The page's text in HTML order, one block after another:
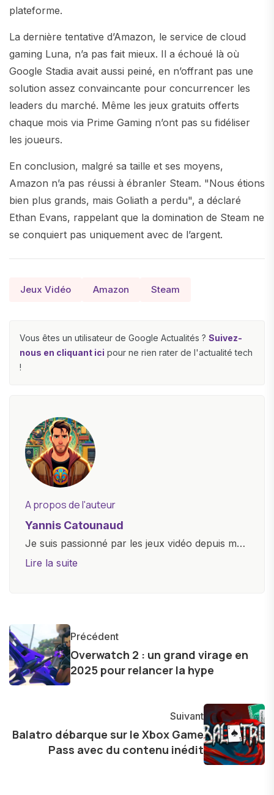
plateforme.
La dernière tentative d’Amazon, le service de cloud
gaming Luna, n’a pas fait mieux. Il a échoué là où
Google Stadia avait aussi peiné, en n’offrant pas une
solution assez convaincante pour concurrencer les
leaders du marché. Même les jeux gratuits offerts
chaque mois via Prime Gaming n’ont pas su fidéliser
les joueurs.
En conclusion, malgré sa taille et ses moyens,
Amazon n’a pas réussi à ébranler Steam. "Nous étions
bien plus grands, mais Goliath a perdu", a déclaré
Ethan Evans, rappelant que la domination de Steam ne
se conquiert pas uniquement avec de l’argent.
Jeux Vidéo Amazon Steam
Vous êtes un utilisateur de Google Actualités ? Suivez-
nous en cliquant ici pour ne rien rater de l'actualité tech
!
A propos de l'auteur
Yannis Catounaud
Je suis passionné par les jeux vidéo depuis mon
plus jeune âge. Mon amour pour l'univers
et bien d'autres gadgets technologiques. Armé
d'une curiosité insatiable, j'aime dévoiler les
dernières tendances et innovations, partageant
avec enthousiasme mes découvertes avec la
l'exploration constante des frontières de la
technologie me permet de présenter aux
lecteurs un aperçu captivant de ce que le futur
Lire la suite
Précédent
Overwatch 2 : un grand virage en
2025 pour relancer la hype
Suivant
Balatro débarque sur le Xbox Game
Pass avec du contenu inédit